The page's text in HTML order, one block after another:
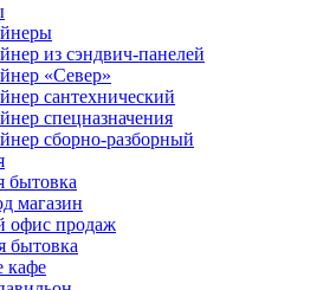
из сэндвич-панелей
«Север»
сантехнический
спецназначения
сборно-разборный
бытовка
магазин
офис продаж
бытовка
кафе